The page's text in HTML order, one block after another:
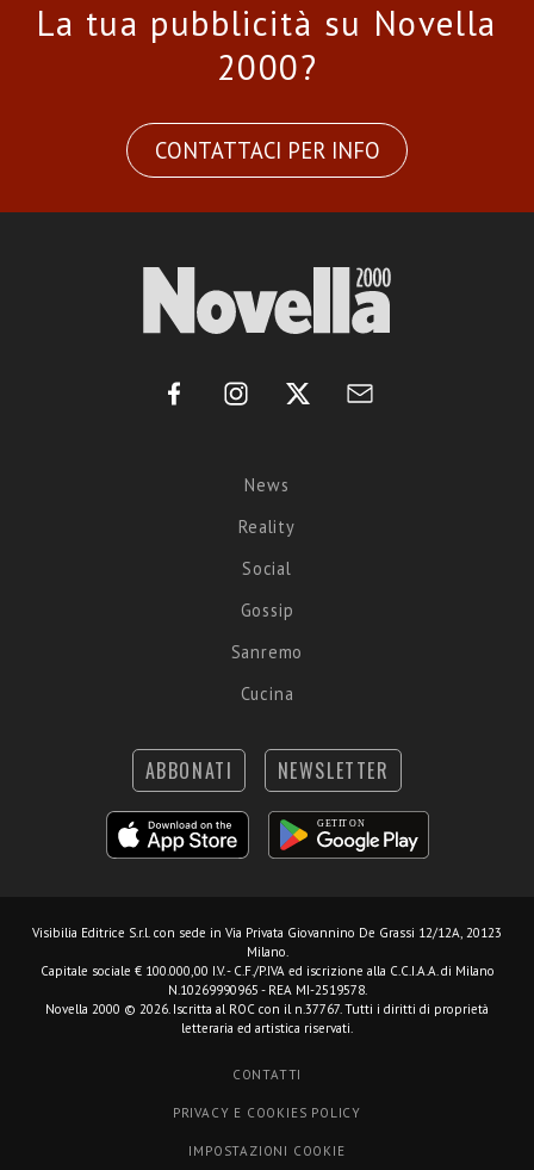
La tua pubblicità su Novella
2000?
CONTATTACI PER INFO
News
Reality
Social
Gossip
Sanremo
Cucina
ABBONATI NEWSLETTER
Visibilia Editrice S.r.l. con sede in Via Privata Giovannino De Grassi 12/12A, 20123
Milano.
Capitale sociale € 100.000,00 I.V. - C.F./P.IVA ed iscrizione alla C.C.I.A.A. di Milano
N.10269990965 - REA MI-2519578.
Novella 2000 © 2026. Iscritta al ROC con il n.37767. Tutti i diritti di proprietà
letteraria ed artistica riservati.
CONTATTI
PRIVACY E COOKIES POLICY
IMPOSTAZIONI COOKIE